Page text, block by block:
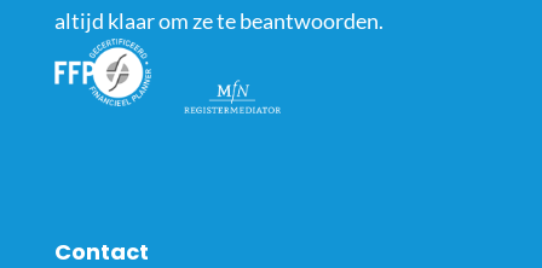
altijd klaar om ze te beantwoorden.
Contact